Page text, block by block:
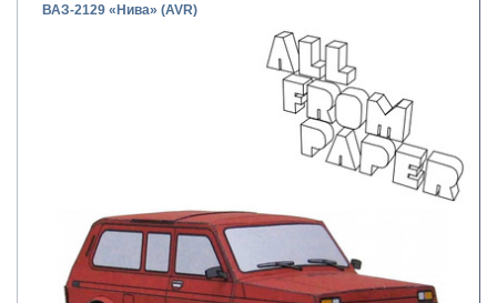
ВАЗ-2129 «Нива» (AVR)